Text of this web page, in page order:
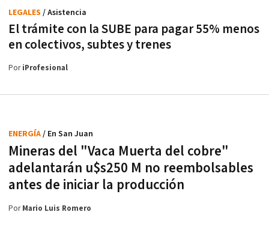
El trámite con la SUBE para pagar 55% menos
en colectivos, subtes y trenes
LEGALES / Asistencia
PoriProfesional
Mineras del "Vaca Muerta del cobre"
adelantarán u$s250 M no reembolsables
antes de iniciar la producción
ENERGÍA/ En San Juan
PorMario Luis Romero